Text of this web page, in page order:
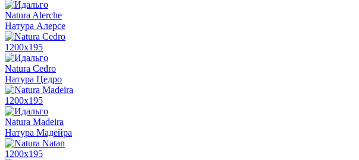
Natura Alerche
Натура Алерсе
1200x195
Natura Cedro
Натура Цедро
1200x195
Natura Madeira
Натура Мадейра
1200x195